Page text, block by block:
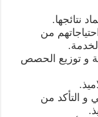
من
و توزيع الحصص
و التأكد من